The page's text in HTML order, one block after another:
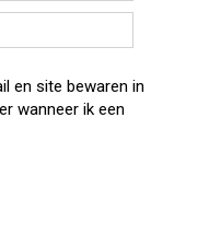
en site bewaren in
wanneer ik een